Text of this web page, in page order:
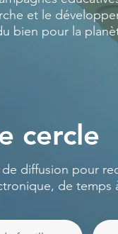
et le
bien pour la
cercle
diffusion pour
de temps